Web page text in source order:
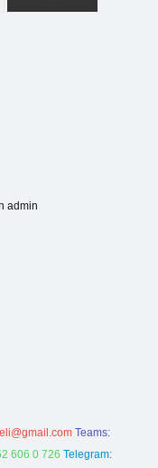
admin
Teams:
606 0 726 Telegram: